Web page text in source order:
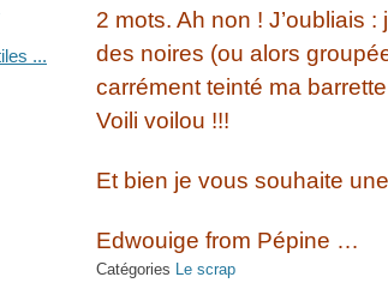
2 mots. Ah non ! J’oubliais
des noires (ou alors
carrément teinté ma
Voili voilou !!!
Et bien je vous souhaite
Edwouige from Pépine …
Catégories Le scrap